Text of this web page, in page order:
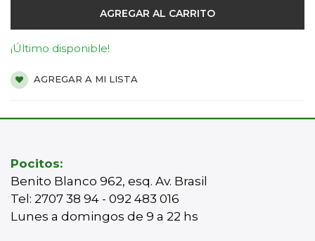
AGREGAR AL CARRITO
¡Último disponible!
AGREGAR A MI LISTA
Pocitos:
Benito Blanco 962, esq. Av. Brasil
Tel: 2707 38 94 - 092 483 016
Lunes a domingos de 9 a 22 hs